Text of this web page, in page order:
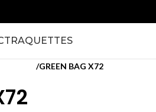
RAQUETTES
court * GREEN BAG X72